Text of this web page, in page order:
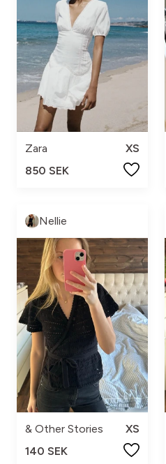
Zara
XS
850 SEK
Nellie
& Other Stories
XS
140 SEK